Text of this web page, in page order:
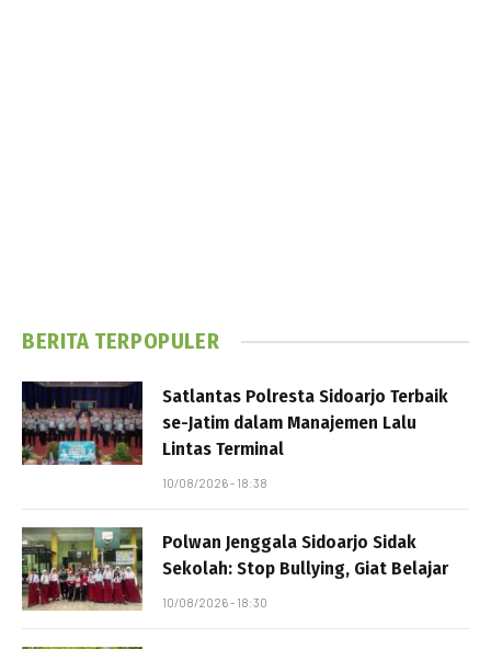
BERITA TERPOPULER
Satlantas Polresta Sidoarjo Terbaik
se-Jatim dalam Manajemen Lalu
Lintas Terminal
10/08/2026 - 18:38
Polwan Jenggala Sidoarjo Sidak
Sekolah: Stop Bullying, Giat Belajar
10/08/2026 - 18:30